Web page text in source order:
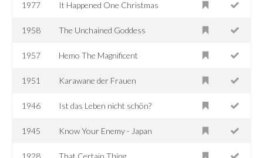
1977 It Happened One Christmas
1958 The Unchained Goddess
1957 Hemo The Magnificent
1951 Karawane der Frauen
1946 Ist das Leben nicht schön?
1945 Know Your Enemy - Japan
1928 That Certain Thing